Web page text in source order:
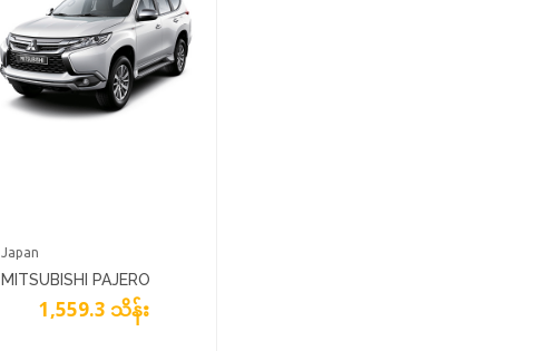
Japan
MITSUBISHI PAJERO
SPORT SILVER
1,559.3 သိန်း